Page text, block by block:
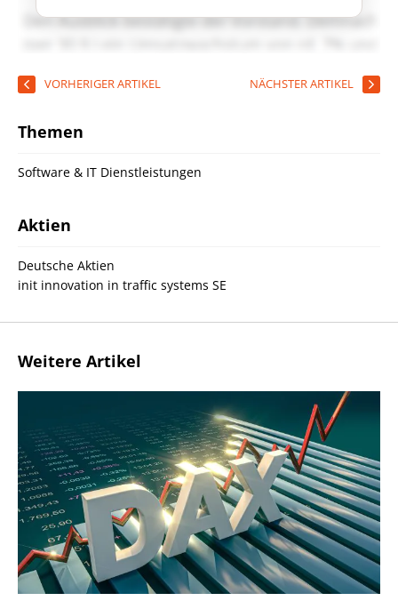
VORHERIGER ARTIKEL NÄCHSTER ARTIKEL
Themen
Software & IT Dienstleistungen
Aktien
Deutsche Aktien
init innovation in traffic systems SE
Weitere Artikel